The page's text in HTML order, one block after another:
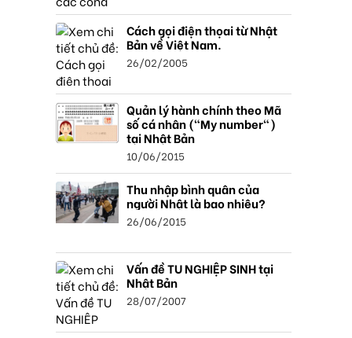
Cách gọi điện thọai từ Nhật
Bản về Việt Nam.
26/02/2005
Quản lý hành chính theo Mã
số cá nhân ("My number")
tại Nhật Bản
10/06/2015
Thu nhập bình quân của
người Nhật là bao nhiêu?
26/06/2015
Vấn đề TU NGHIỆP SINH tại
Nhật Bản
28/07/2007